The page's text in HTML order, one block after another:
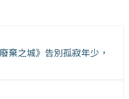
棄之城》告別孤寂年少，